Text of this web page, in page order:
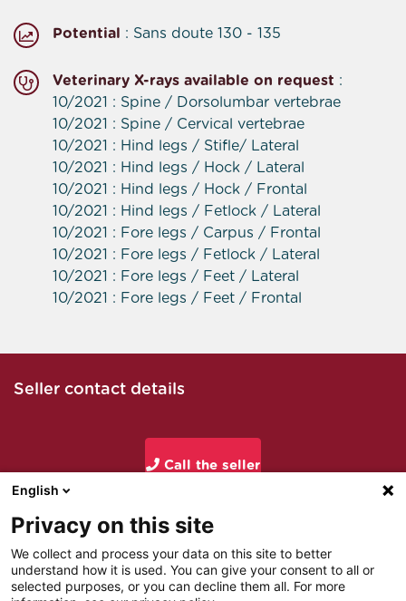
Potential : Sans doute 130 - 135
Veterinary X-rays available on request :
10/2021 : Spine / Dorsolumbar vertebrae
10/2021 : Spine / Cervical vertebrae
10/2021 : Hind legs / Stifle/ Lateral
10/2021 : Hind legs / Hock / Lateral
10/2021 : Hind legs / Hock / Frontal
10/2021 : Hind legs / Fetlock / Lateral
10/2021 : Fore legs / Carpus / Frontal
10/2021 : Fore legs / Fetlock / Lateral
10/2021 : Fore legs / Feet / Lateral
10/2021 : Fore legs / Feet / Frontal
Seller contact details
Call the seller
English
Privacy on this site
We collect and process your data on this site to better
understand how it is used. You can give your consent to all or
selected purposes, or you can decline them all. For more